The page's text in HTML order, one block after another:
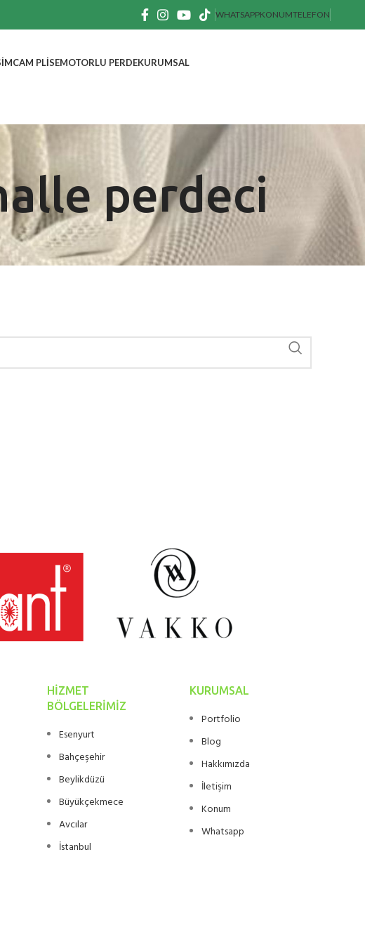
WHATSAPPKONUMTELEFON
CAM PLISEMOTORLU PERDEKURUMSAL
perdeci
HIZMET
BÖLGELERIMIZ
Esenyurt
Bahçeşehir
Beylikdüzü
Büyükçekmece
Avcılar
İstanbul
KURUMSAL
Portfolio
Blog
Hakkımızda
İletişim
Konum
Whatsapp